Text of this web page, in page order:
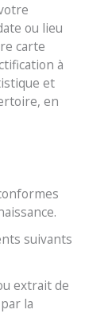
ou lieu
carte
à
et
en
suivants
extrait de
la